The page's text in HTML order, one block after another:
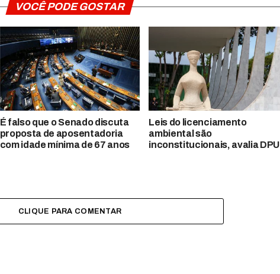
VOCÊ PODE GOSTAR
É falso que o Senado discuta
proposta de aposentadoria
com idade mínima de 67 anos
Leis do licenciamento
ambiental são
inconstitucionais, avalia DPU
CLIQUE PARA COMENTAR